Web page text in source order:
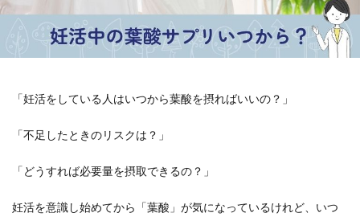
「妊活をしている人はいつから葉酸を摂ればいいの？」
「不足したときのリスクは？」
「どうすれば必要量を摂取できるの？」
妊活を意識し始めてから「葉酸」が気になっているけれど、いつ